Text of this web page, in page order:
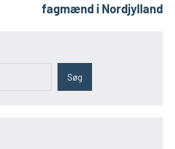
fagmænd i Nordjylland
Søg